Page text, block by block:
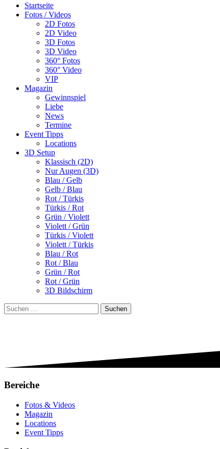
Startseite
Fotos / Videos
2D Fotos
2D Video
3D Fotos
3D Video
360° Fotos
360° Video
VIP
Magazin
Gewinnspiel
Liebe
News
Termine
Event Tipps
Locations
3D Setup
Klassisch (2D)
Nur Augen (3D)
Blau / Gelb
Gelb / Blau
Rot / Türkis
Türkis / Rot
Grün / Violett
Violett / Grün
Türkis / Violett
Violett / Türkis
Blau / Rot
Rot / Blau
Grün / Rot
Rot / Grün
3D Bildschirm
Suchen
nach:
Bereiche
Fotos & Videos
Magazin
Locations
Event Tipps